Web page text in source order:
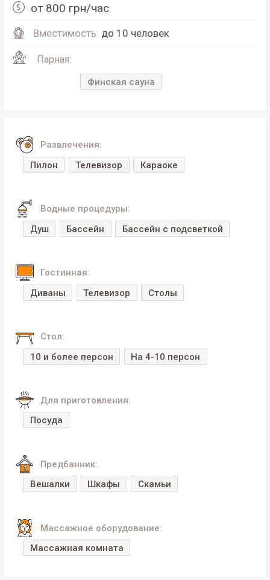
от 800 грн/час
Вместимость: до 10 человек
Парная:
Финская сауна
Развлечения:
Пилон
Телевизор Караоке
Водные процедуры:
Душ
Бассейн Бассейн с подсветкой
Гостинная:
Диваны
Телевизор Столы
Стол:
10 и более персон
На 4-10 персон
Для приготовления:
Посуда
Предбанник:
Вешалки
Шкафы Скамьи
Массажное оборудование:
Массажная комната